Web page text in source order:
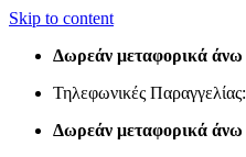
Skip to content
Δωρεάν μεταφορικά
Τηλεφωνικές
Δωρεάν μεταφορικά